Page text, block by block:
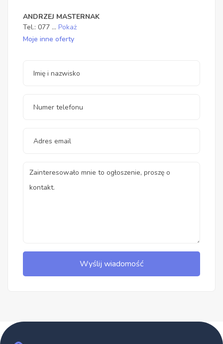
ANDRZEJ MASTERNAK
Tel.: 077 ... Pokaż
Moje inne oferty
Wyślij wiadomość